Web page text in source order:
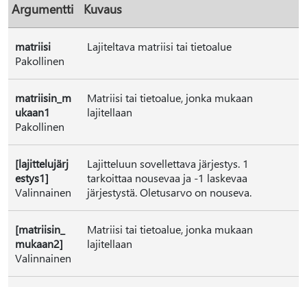
Argumentti Kuvaus
matriisi
Pakollinen
Lajiteltava matriisi tai tietoalue
matriisin_m
ukaan1
Pakollinen
Matriisi tai tietoalue, jonka mukaan
lajitellaan
[lajittelujärj
estys1]
Valinnainen
Lajitteluun sovellettava järjestys. 1
tarkoittaa nousevaa ja -1 laskevaa
järjestystä. Oletusarvo on nouseva.
[matriisin_
mukaan2]
Valinnainen
Matriisi tai tietoalue, jonka mukaan
lajitellaan